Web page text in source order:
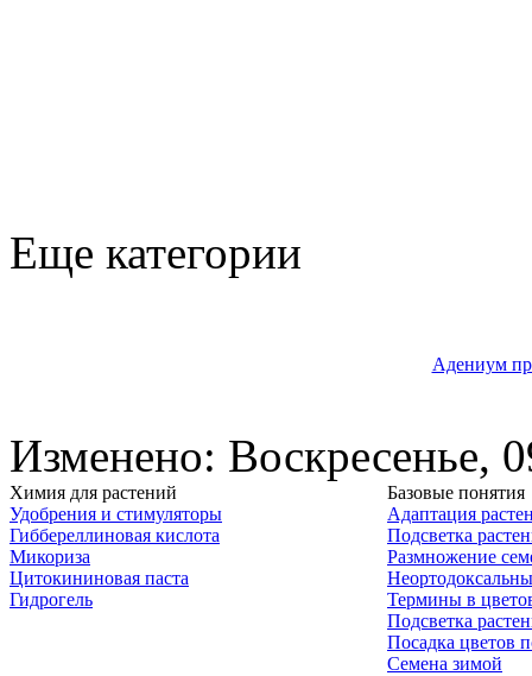
Еще категории
Адениум
Изменено: Воскресенье,
Химия для растений
Удобрения и стимуляторы
Гиббереллиновая кислота
Микориза
Цитокининовая паста
Гидрогель
Базовые понятия
Адаптация
Подсветка
Размножение
Термины в
Подсветка
Посадка цветов
Семена зимой